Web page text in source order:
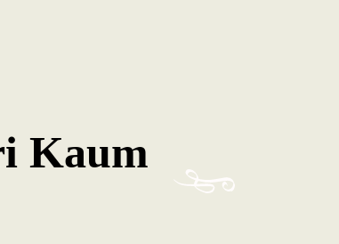
Kaum